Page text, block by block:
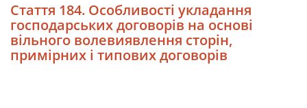
Стаття 184. Особливості укладання
господарських договорів на основі
вільного волевиявлення сторін,
примірних і типових договорів